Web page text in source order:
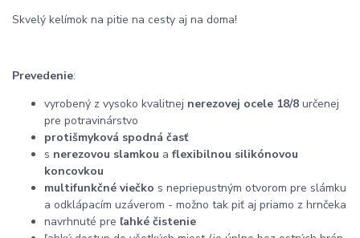
Skvelý kelímok na pitie na cesty aj na doma!
Prevedenie:
vyrobený z vysoko kvalitnej nerezovej ocele 18/8 určenej
pre potravinárstvo
protišmyková spodná časť
s nerezovou slamkou a flexibilnou silikónovou
koncovkou
multifunkčné viečko s nepriepustným otvorom pre slámku
a odklápacím uzáverom - možno tak piť aj priamo z hrnčeka
navrhnuté pre ľahké čistenie